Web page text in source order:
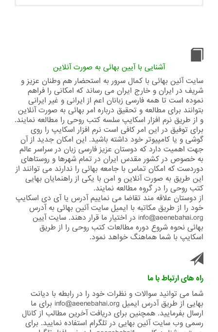
آشنایی با آیین بهائی به صورت آنلاین
سایت آئین بهائی با کمال سرور به استحضار هم وطنان عزیز و
شریف در ایران و خارج ایران می رساند که امکانی را فراهم
نموده است تا همه فارسی زبانان اعم از ایرانی و غیر ایرانی
بتوانند برای مطالعه و تحقیق درباره امر بهائی به صورت آنلاین
و از طریق نرم افزار اسکایپ سلسه کتب روحی را مطالعه نمایند.
برای توفیق در این امر کافی است نرم افزار اسکایپ را روی
گوشی و یا کامپیوتر خود داشته باشید. این امکان جدید از آن
جهت اهمیت دارد که دوستان عزیز فارسی زبان در سراسر عالم
به خصوص در کشور مقدس ایران در تمام شهرها و روستاهای
دوردست که امکان تماس با جامعه بهائی را ندارند می توانند از
این طریق به صورت آنلاین و امن با یکی از راهنمایان بهایی
کتب روحی را در گروه مطالعه نمایند.
از دوستان علاقه مند تقاضا می نماییم آدرس یا آی دی اسکایپ
خود را از طریق مکاتبه با ایمیل سایت آئین بهائی به آدرس
info@aeenebahai.org در اختیار ما قرار دهند. سایت آیین
بهائی نحوه شروع دوره مطالعات کتب روحی را از طریق
اسکایپ با شما هماهنگ خواهد نمود.
راه های ارتباط با ما
شما می توانید سوالات و نظرات خود را در رابطه با دیانت
بهایی از طریق آدرس ایمیل info@aeenebahai.org برای ما
ارسال بفرمایید. همچنین برای دریافت آخرین مطالب از کانال
رسمی وب سایت آئین بهایی در تلگرام استفاده نمایید. برای